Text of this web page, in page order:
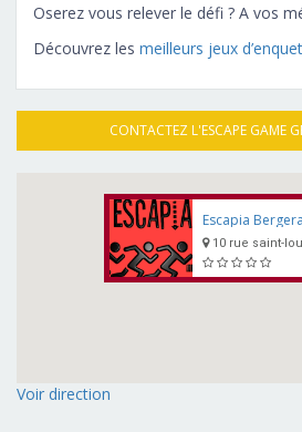
Oserez vous relever le défi ? A vos
Découvrez les meilleurs jeux
CONTACTEZ L'ESCAPE GAME
Escapia
10 rue saint-louis,
Voir direction